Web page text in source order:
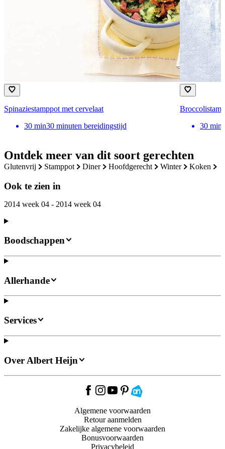
Ontdek meer van dit soort gerechten
glutenvrij stamppot diner hoofdgerecht winter koken
Ook te zien in
2014 week 04 - 2014 week 04
Spinaziestamppot met cervelaat
30 min30 minuten bereidingstijd
30 min
Boodschappen
Allerhande
Services
Over Albert Heijn
Algemene voorwaarden
Retour aanmelden
Zakelijke algemene voorwaarden
Bonusvoorwaarden
Privacybeleid